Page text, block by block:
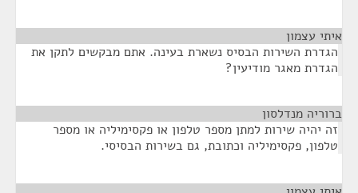
איתי עצמון
הגדרת השירות הבסיס נשארת בעינה. אתם מבקשים לתקן את
הגדרת מאגר מודיעין?
ברוריה מנדלסון
זה יהיה שירות למתן מספר טלפון או פקסימיליה או מספר
טלפון, פקסימיליה וכתובת, גם בשירות הבסיסי.